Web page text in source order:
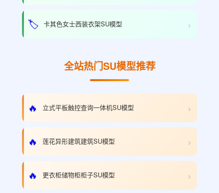
🏷️ 卡其色女士西装衣架SU模型 ›
全站热门SU模型推荐
🔥 立式平板触控查询一体机SU模型 ›
🔥 莲花异形建筑建筑SU模型 ›
🔥 更衣柜储物柜柜子SU模型 ›